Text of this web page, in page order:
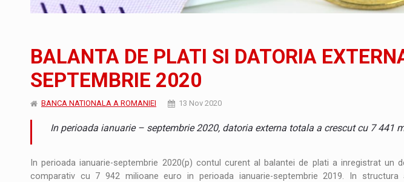
STIRI RANGE ROVER DEZVALUIE AL CINCILEA MEMBRU AL FAMILIEI: RANGE
STIRI JAECOO 5 SHS-H a ajuns in Romania
ARTICOLE Proteinmaxxing and the Future of Protein Demand
BALANTA DE PLATI SI DATORIA
SEPTEMBRIE 2020
BANCA NATIONALA A ROMANIEI 13 Nov 2020
In perioada ianuarie – septembrie 2020, datoria externa totala a crescut cu 7 441
In perioada ianuarie-septembrie 2020(p) contul curent al balantei de plati a inregistrat un
comparativ cu 7 942 milioane euro in perioada ianuarie-septembrie 2019. In structura